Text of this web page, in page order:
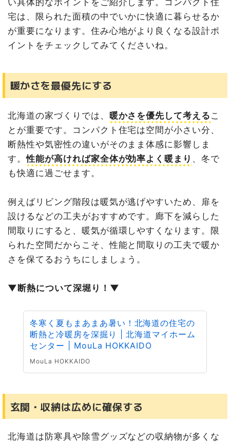
宅は、限られた面積の中でいかに快適に暮らせるか
が重要になります。住み心地がより良くなる設計ポ
イントをチェックしてみてくださいね。
暖かさを最優先にする
北海道の家づくりでは、 暖かさを優先して考える こ
とが重要です。コンパクト住宅は空間が小さい分、
断熱性や気密性の違いがそのまま体感に影響しま
す。性能が高ければ家全体が効率よく暖まり 、冬で
も快適に過ごせます。
例えばリビング階段は暖気が逃げやすいため、扉を
設けるなどの工夫がおすすめです。廊下を減らした
間取りにすると、暖気が循環しやすくなります。限
られた空間だからこそ、性能と間取りの工夫で暖か
さを保てるおうちにしましょう。
▼断熱について深堀り！▼
冬寒く夏もまあまあ暑い！北海道の住宅の
断熱と冷暖房を深掘り | 北海道マイホーム
センター | MouLa HOKKAIDO
MouLa HOKKAIDO
玄関・収納は広めに確保する
北海道は防寒具や除雪グッズなどの収納物が多くな